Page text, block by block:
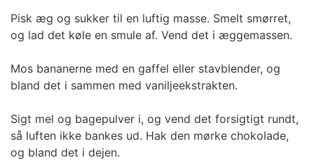
Pisk æg og sukker til en luftig masse. Smelt smørret,
og lad det køle en smule af. Vend det i æggemassen.
Mos bananerne med en gaffel eller stavblender, og
bland det i sammen med vaniljeekstrakten.
Sigt mel og bagepulver i, og vend det forsigtigt rundt,
så luften ikke bankes ud. Hak den mørke chokolade,
og bland det i dejen.